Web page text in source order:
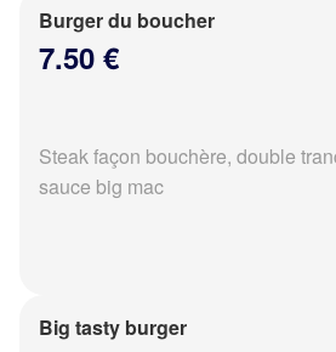
Burger du boucher
7.50 €
Steak façon bouchère, double
sauce big mac
Big tasty burger